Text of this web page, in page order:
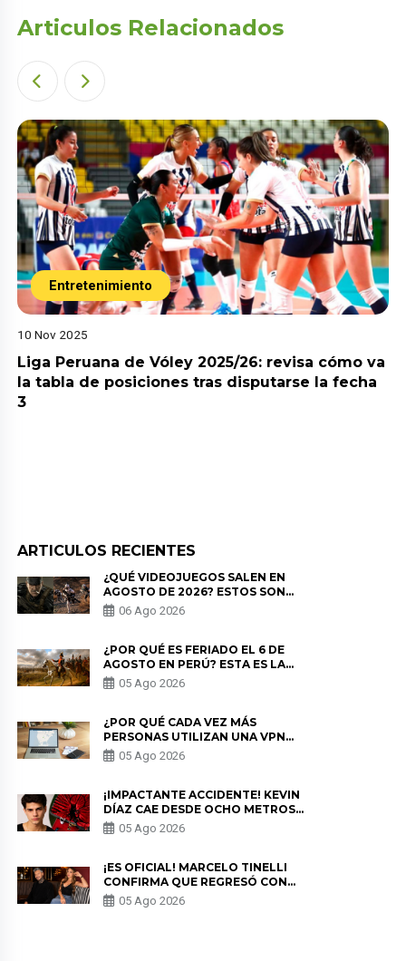
Articulos Relacionados
Entretenimiento
10 Nov 2025
Liga Peruana de Vóley 2025/26: revisa cómo va
la tabla de posiciones tras disputarse la fecha
3
ARTICULOS RECIENTES
¿QUÉ VIDEOJUEGOS SALEN EN
AGOSTO DE 2026? ESTOS SON
LOS ESTRENOS MÁS ESPERADOS
06 Ago 2026
¿POR QUÉ ES FERIADO EL 6 DE
AGOSTO EN PERÚ? ESTA ES LA
HISTORIA
05 Ago 2026
¿POR QUÉ CADA VEZ MÁS
PERSONAS UTILIZAN UNA VPN
PARA PROTEGER SU
PRIVACIDAD?
05 Ago 2026
¡IMPACTANTE ACCIDENTE! KEVIN
DÍAZ CAE DESDE OCHO METROS
EN “ESTO ES GUERRA” Y GENERA
PREOCUPACIÓN
05 Ago 2026
¡ES OFICIAL! MARCELO TINELLI
CONFIRMA QUE REGRESÓ CON
MILETT FIGUEROA: “EL AMOR
PUDO MÁS”
05 Ago 2026